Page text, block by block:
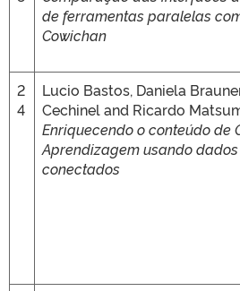
de ferramentas paralelas
Cowichan
2
4
Lucio Bastos, Daniela
Cechinel and Ricardo
Enriquecendo o conteúdo de
Aprendizagem usando
conectados